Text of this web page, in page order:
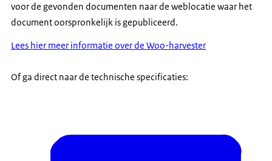
voor de gevonden documenten naar de weblocatie waar het
document oorspronkelijk is gepubliceerd.
Lees hier meer informatie over de Woo-harvester
Of ga direct naar de technische specificaties: